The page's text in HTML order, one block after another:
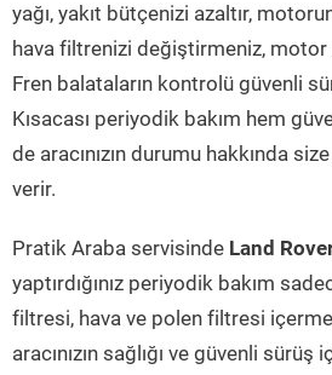
yağı, yakıt bütçenizi azaltır,
hava filtrenizi değiştirmeniz, motor
Fren balataların kontrolü güvenli
Kısacası periyodik bakım hem
de aracınızın durumu hakkında
verir.
Pratik Araba servisinde Land
yaptırdığınız periyodik bakım
filtresi, hava ve polen filtresi
aracınızın sağlığı ve güvenli